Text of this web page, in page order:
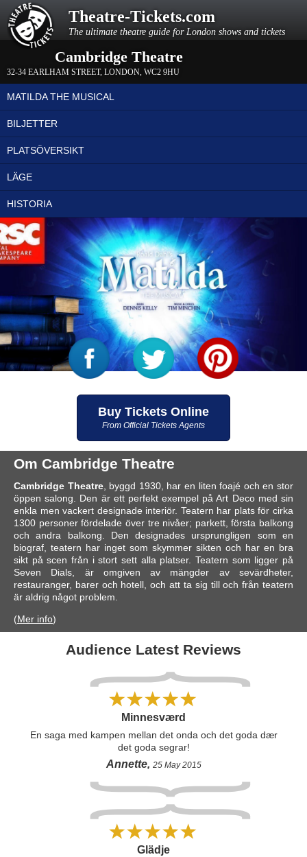
Theatre-Tickets.com
The ultimate theatre guide for London shows and tickets
Cambridge Theatre
32-34 EARLHAM STREET, LONDON, WC2 9HU
MATILDA THE MUSICAL
BILJETTER
PLATSÖVERSIKT
LÄGE
HISTORIA
Buy Tickets Online
From Official Tickets Agents
Om Cambridge Theatre
Cambridge Theatre, byggd 1930, har en liten foajé och en stor
öppen salong. Den är ett perfekt exempel på Art Deco med sin
enkla men vackert designade interiör. Teatern har plats för cirka
1300 personer fördelade över tre nivåer; parkett, första balkong
och andra balkong. Den designades ursprungligen som en
biograf, teatern har inget som skymmer sikten och har en bra
sikt på scen från i stort sett alla platser. Teatern som ligger på
Seven Dials, är omgiven av mängder av sevärdheter,
restauranger, barer och hotell, och att ta sig till och från teatern
är aldrig något problem.
(Mer info)
Audience Latest Reviews
Minnesværd
En saga med kampen mellan det onda och det goda dær
det goda segrar!
Annette, 25 May 2015
Glädje